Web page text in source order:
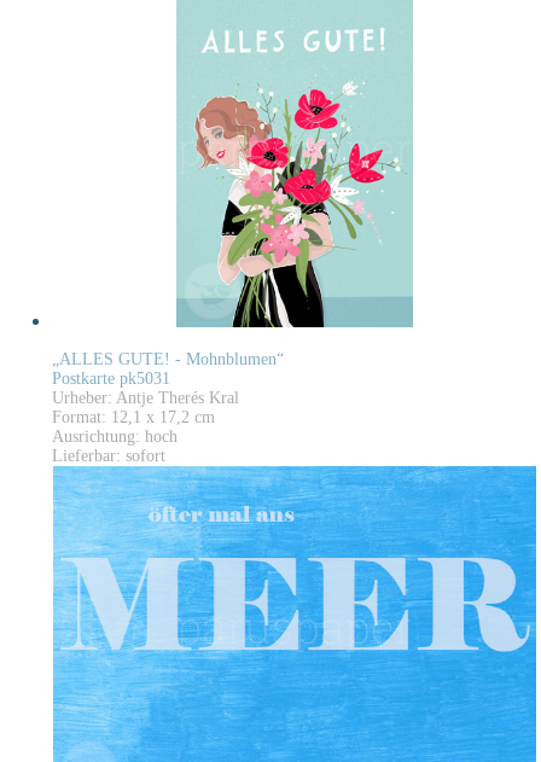
„ALLES GUTE! - Mohnblumen“
Postkarte pk5031
Urheber: Antje Therés Kral
Format: 12,1 x 17,2 cm
Ausrichtung: hoch
Lieferbar: sofort